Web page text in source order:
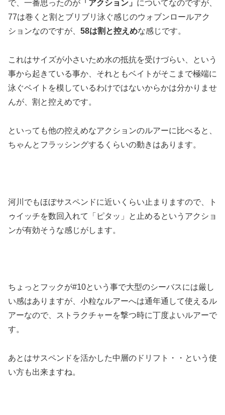
で、一番思ったのが 「アクション」 についてなのですが、
77は巻くと割とブリブリ泳ぐ感じのウォブンロールアク
ションなのですが、 58は割と控えめな感じです。
これはサイズが小さいため水の抵抗を受けづらい、という
事から起きている事か、それともベイトがそこまで極端に
泳ぐベイトを模しているわけではないからかは分かりませ
んが、割と控えめです。
といっても他の控えめなアクションのルアーに比べると、
ちゃんとフラッシングするくらいの動きはあります。
河川でもほぼサスペンドに近いくらい止まりますので、ト
ゥイッチを数回入れて「ピタッ」と止めるというアクショ
ンが有効そうな感じがします。
ちょっとフックが#10という事で大型のシーバスには厳し
い感はありますが、小粒なルアーへは通年通して使えるル
アーなので、ストラクチャーを撃つ時に丁度よいルアーで
す。
あとはサスペンドを活かした中層のドリフト・・という使
い方も出来ますね。